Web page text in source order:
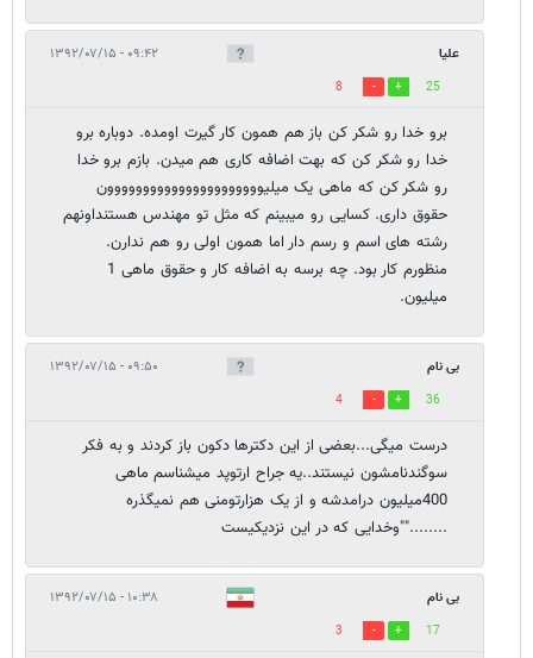
علیا ۰۹:۴۲ - ۱۳۹۲/۰۷/۱۵
25
8
برو خدا رو شکر کن باز هم همون کار گیرت اومده. دوباره برو
خدا رو شکر کن که بهت اضافه کاری هم میدن. بازم برو خدا
رو شکر کن که ماهی یک میلیوووووووووووووووووووووون
حقوق داری. کسایی رو میبینم که مثل تو مهندس هستنداونهم
رشته های اسم و رسم دار اما همون اولی رو هم ندارن.
منظورم کار بود. چه برسه به اضافه کار و حقوق ماهی 1
میلیون.
بی نام ۰۹:۵۰ - ۱۳۹۲/۰۷/۱۵
36
4
درست میگی...بعضی از این دکترها دکون باز کردند و به فکر
سوگندنامشون نیستند..یه جراح ارتوپد میشناسم ماهی
400میلیون درامدشه و از یک هزارتومنی هم نمیگذره
........""وخدایی که در این نزدیکیست
بی نام ۱۰:۳۸ - ۱۳۹۲/۰۷/۱۵
17
3